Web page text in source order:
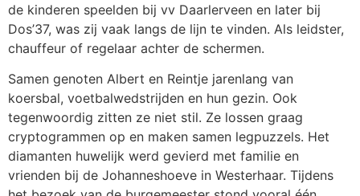
de kinderen speelden bij vv Daarlerveen en later bij
Dos’37, was zij vaak langs de lijn te vinden. Als leidster,
chauffeur of regelaar achter de schermen.
Samen genoten Albert en Reintje jarenlang van
koersbal, voetbalwedstrijden en hun gezin. Ook
tegenwoordig zitten ze niet stil. Ze lossen graag
cryptogrammen op en maken samen legpuzzels. Het
diamanten huwelijk werd gevierd met familie en
vrienden bij de Johanneshoeve in Westerhaar. Tijdens